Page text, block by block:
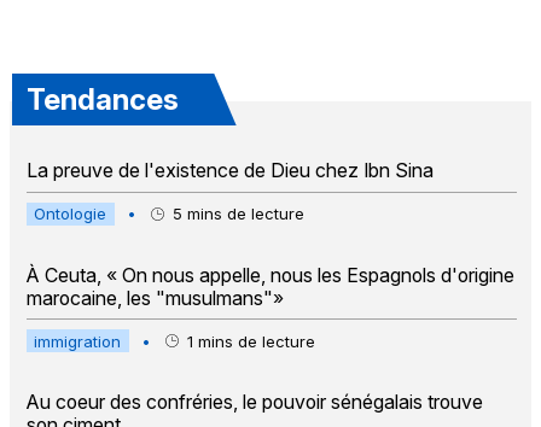
Tendances
La preuve de l'existence de Dieu chez Ibn Sina
Ontologie • 5 mins de lecture
À Ceuta, « On nous appelle, nous les Espagnols d'origine
marocaine, les "musulmans"»
immigration • 1 mins de lecture
Au coeur des confréries, le pouvoir sénégalais trouve